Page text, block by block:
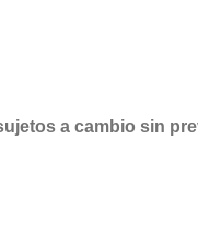
a cambio sin